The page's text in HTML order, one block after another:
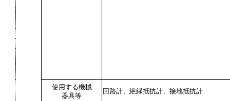
使用する機械
器具等
回路計、絶縁抵抗計、接地抵抗計